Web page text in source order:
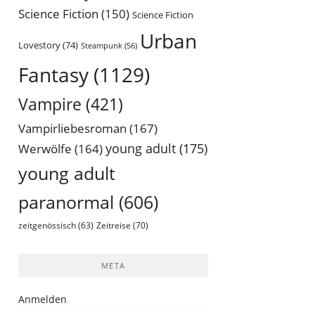
Science Fiction (150) Science Fiction
Lovestory(74) Steampunk (56) Urban
Fantasy (1129)
Vampire (421)
Vampirliebesroman (167)
Werwölfe (164)young adult (175)
young adult
paranormal (606)
zeitgenössisch (63) Zeitreise (70)
META
Anmelden